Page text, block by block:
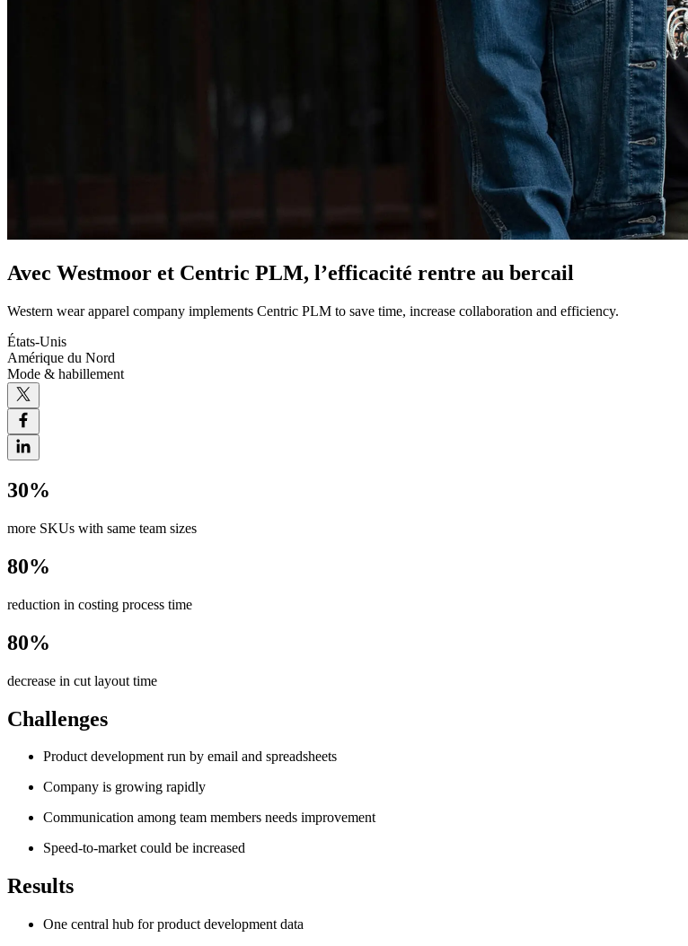
Avec Westmoor et Centric PLM, l’efficacité rentre au bercail
Western wear apparel company implements Centric PLM to save time, increase collaboration and efficiency.
États-Unis
Amérique du Nord
Mode & habillement
30%
more SKUs with same team sizes
80%
reduction in costing process time
80%
decrease in cut layout time
Challenges
Product development run by email and spreadsheets
Company is growing rapidly
Communication among team members needs improvement
Speed-to-market could be increased
Results
One central hub for product development data